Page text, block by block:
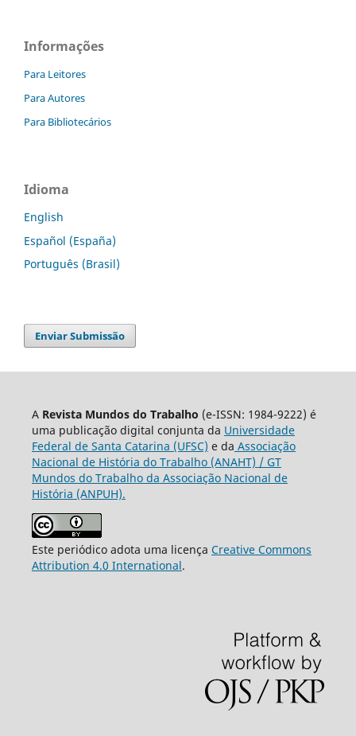
Informações
Para Leitores
Para Autores
Para Bibliotecários
Idioma
English
Español (España)
Português (Brasil)
Enviar Submissão
A Revista Mundos do Trabalho (e-ISSN: 1984-9222) é
uma publicação digital conjunta da Universidade
Federal de Santa Catarina (UFSC) e da Associação
Nacional de História do Trabalho (ANAHT) / GT
Mundos do Trabalho da Associação Nacional de
História (ANPUH).
Este periódico adota uma licença Creative Commons
Attribution 4.0 International.